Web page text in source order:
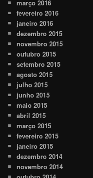
março 2016
fevereiro 2016
janeiro 2016
dezembro 2015
novembro 2015
outubro 2015
setembro 2015
agosto 2015
julho 2015
junho 2015
maio 2015
abril 2015
março 2015
fevereiro 2015
janeiro 2015
dezembro 2014
novembro 2014